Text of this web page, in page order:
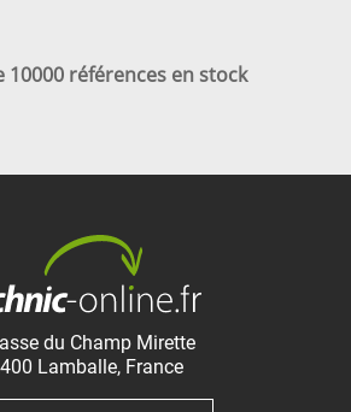
10000 références en stock
du Champ Mirette
Lamballe, France